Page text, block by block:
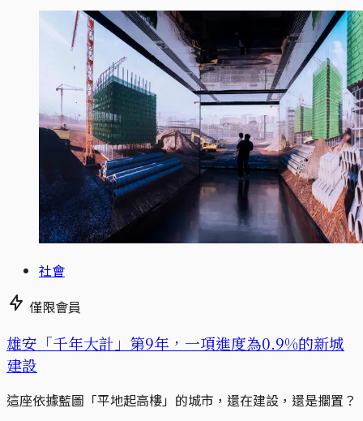
社會
僅限會員
​​雄安「千年大計」第9年，一項進度為0.9%的新城
建設
這座依據藍圖「平地起高樓」的城市，還在建設，還是擱置？